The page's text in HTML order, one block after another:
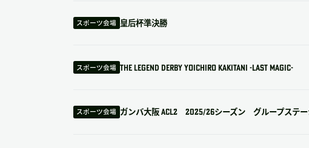
スポーツ会場 皇后杯準決勝
スポーツ会場 THE LEGEND DERBY YOICHIRO KAKITANI -LAST MAGIC-
スポーツ会場 ガンバ大阪 ACL2 2025/26シーズン グループステ